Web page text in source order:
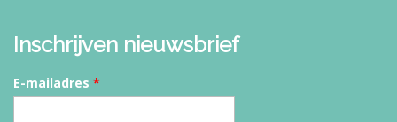
Inschrijven nieuwsbrief
E-mailadres *